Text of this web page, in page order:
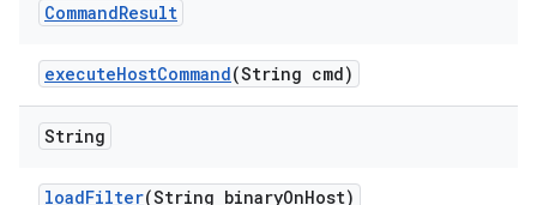
CommandResult
executeHostCommand(String cmd)
String
loadFilter(String binaryOnHost)